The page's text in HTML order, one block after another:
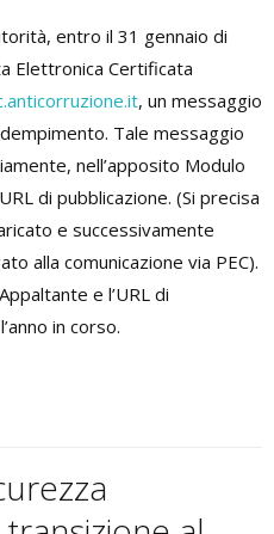
entro il 31 gennaio di
Elettronica Certificata
, un messaggio
Tale messaggio
nell’apposito Modulo
di pubblicazione. (Si precisa
e successivamente
alla comunicazione via PEC).
e l’URL di
in corso.